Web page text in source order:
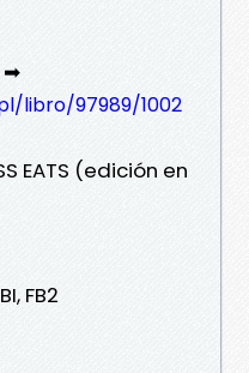
➡
libro/97989/1002
EATS (edición en
FB2